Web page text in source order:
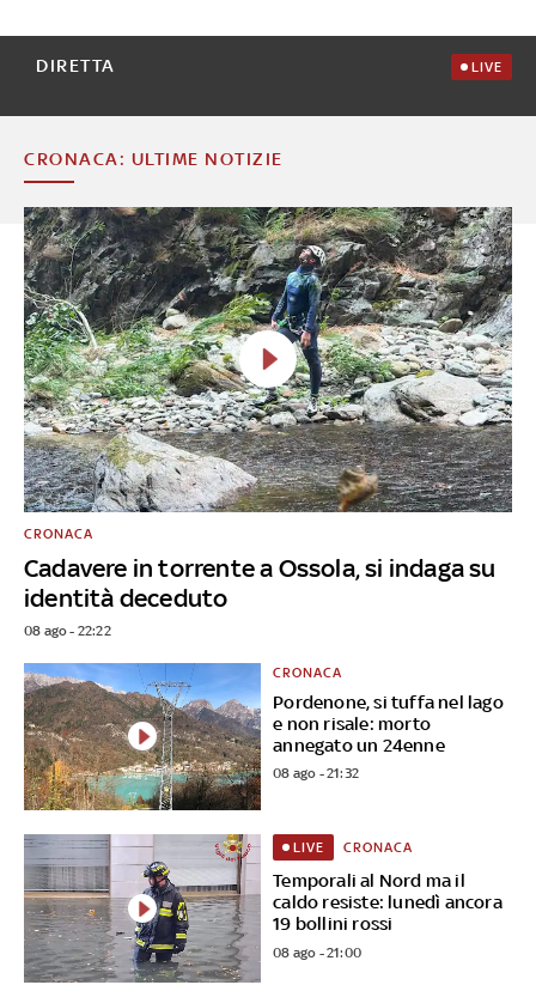
DIRETTA LIVE
CRONACA: ULTIME NOTIZIE
Cadavere in torrente a Ossola, si indaga su
identità deceduto
CRONACA
08 ago - 22:22
Pordenone, si tuffa nel lago
e non risale: morto
annegato un 24enne
CRONACA
08 ago - 21:32
Temporali al Nord ma il
caldo resiste: lunedì ancora
19 bollini rossi
LIVE CRONACA
08 ago - 21:00